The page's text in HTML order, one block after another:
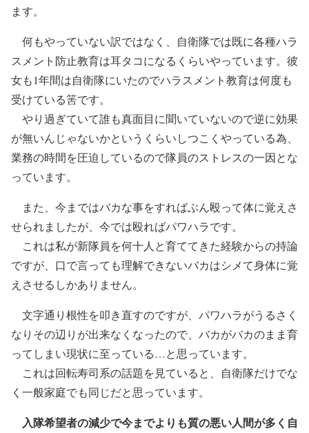
ます。
何もやっていない訳ではなく、自衛隊では既に各種ハラ
スメント防止教育は耳タコになるくらいやっています。彼
女も1年間は自衛隊にいたのでハラスメント教育は何度も
受けている筈です。
やり過ぎていて誰も真面目に聞いていないので逆に効果
が無いんじゃないかというくらいしつこくやっている為、
業務の時間を圧迫しているので隊員のストレスの一因とな
っています。
また、今まではバカな事をすればぶん殴って体に覚えさ
せられましたが、今では殴ればパワハラです。
これは私が新隊員を何十人と育ててきた経験からの持論
ですが、口で言っても理解できないバカはシメて身体に覚
えさせるしかありません。
文字通り根性を叩き直すのですが、パワハラがうるさく
なりその辺りが出来なくなったので、バカがバカのまま育
ってしまい現状に至っている…と思っています。
これは回転寿司系の話題を見ていると、自衛隊だけでな
く一般家庭でも同じだと思っています。
入隊希望者の減少で今までよりも質の悪い人間が多く自